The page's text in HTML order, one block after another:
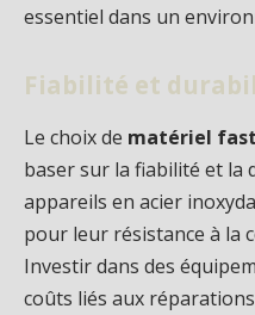
essentiel dans un
Fiabilité et
Le choix de matériel
baser sur la fiabilité et la
appareils en acier
pour leur résistance à la
Investir dans des
coûts liés aux